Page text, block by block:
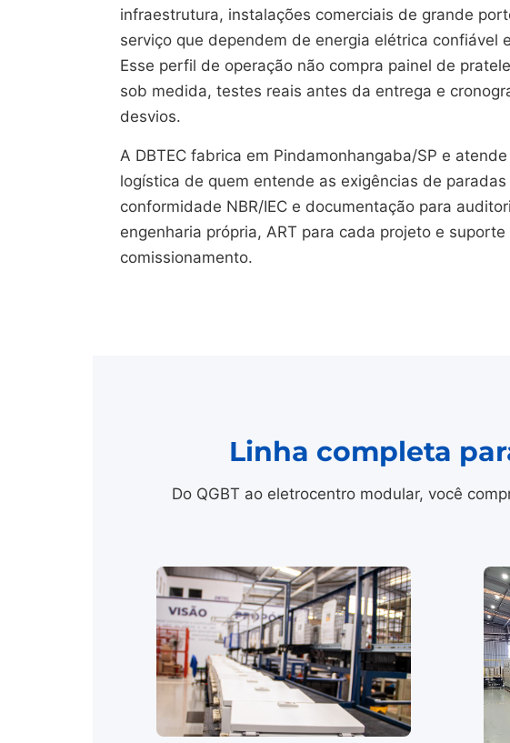
infraestrutura, instalações comerciais de grande
serviço que dependem de energia elétrica confiável
Esse perfil de operação não compra painel de
sob medida, testes reais antes da entrega e
desvios.
A DBTEC fabrica em Pindamonhangaba/SP e
logística de quem entende as exigências de
conformidade NBR/IEC e documentação para
engenharia própria, ART para cada projeto e suporte
comissionamento.
Linha completa
Do QGBT ao eletrocentro modular, você